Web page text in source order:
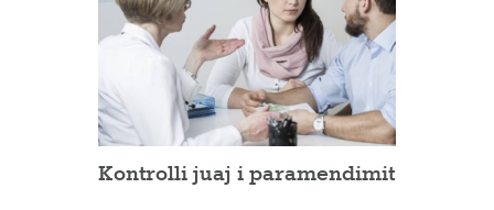
Kontrolli juaj i paramendimit